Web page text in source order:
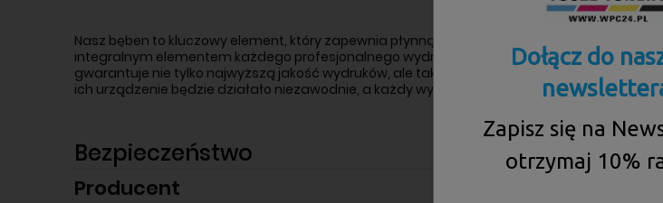
Nasz bęben to kluczowy element, który zapewnia płynną i efektywną pracę Twojego
integralnym elementem każdego profesjonalnego wydruku. Dzięki precyzyjnemu
gwarantuje nie tylko najwyższą jakość wydruków, ale tak że niezawodność i dłuższą
ich urządzenie będzie działało niezawodnie, a każdy wydruk będzie prezentował się
Bezpieczeństwo
Producent
Dołącz do
Zapisz się na
otrzymaj 10%